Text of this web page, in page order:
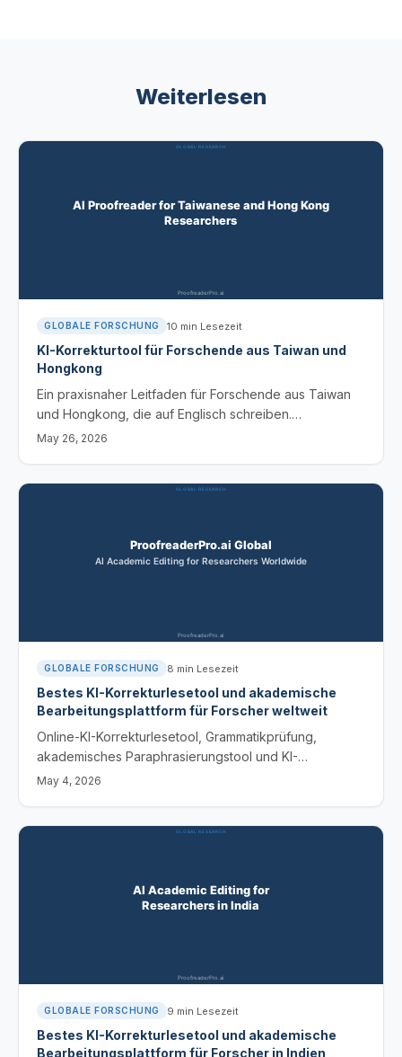
Weiterlesen
GLOBALE FORSCHUNG 10 min Lesezeit
KI-Korrekturtool für Forschende aus Taiwan und
Hongkong
Ein praxisnaher Leitfaden für Forschende aus Taiwan
und Hongkong, die auf Englisch schreiben.
Chinesischsprachige Übertragungsmuster, regionale
Konventionen) und ein KI-basiertes Bearbeitungs-
May 26, 2026
GLOBALE FORSCHUNG 8 min Lesezeit
Bestes KI-Korrekturlesetool und akademische
Bearbeitungsplattform für Forscher weltweit
Online-KI-Korrekturlesetool, Grammatikprüfung,
akademisches Paraphrasierungstool und KI-
Texthumanisierer für Forscher in über 60 Ländern.
May 4, 2026
GLOBALE FORSCHUNG 9 min Lesezeit
Bestes KI-Korrekturlesetool und akademische
Bearbeitungsplattform für Forscher in Indien